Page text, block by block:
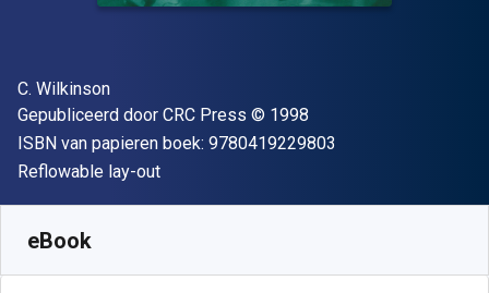
Auteur(s)
C. Wilkinson
Uitgever
Gepubliceerd door CRC Press Copyright
© 1998
ISBN van papieren boek: 9780419229803
Indeling
Reflowable lay-out
eBook